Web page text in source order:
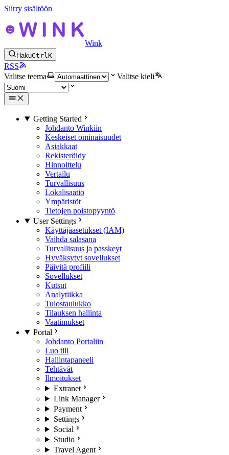
Siirry sisältöön
Wink
HakuCtrlK
RSS
Valitse teema
Valitse kieli
Getting Started
Johdanto Winkiin
Keskeiset ominaisuudet
Asiakkaat
Rekisteröidy
Hinnoittelu
Vertailu
Turvallisuus
Lokalisaatio
Ympäristöt
Tietojen poistopyyntö
User Settings
Käyttäjäasetukset (IAM)
Vaihda salasana
Turvallisuus ja passkeyt
Hyväksytyt sovellukset
Päivitä profiili
Sovellukset
Kutsut
Analytiikka
Tulostaulukko
Tilauksen hallinta
Vaatimukset
Portal
Johdanto Portaliin
Luo tili
Hallintapaneeli
Tehtävät
Ilmoitukset
Extranet
Link Manager
Payment
Settings
Social
Studio
Travel Agent